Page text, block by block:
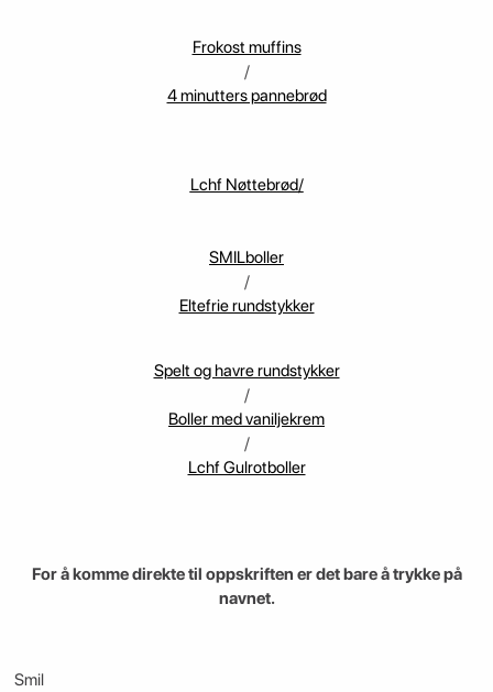
Frokost muffins
/
4 minutters pannebrød
Lchf Nøttebrød/
SMILboller
/
Eltefrie rundstykker
Spelt og havre rundstykker
/
Boller med vaniljekrem
/
Lchf Gulrotboller
For å komme direkte til oppskriften er det bare å trykke på
navnet.
Smil